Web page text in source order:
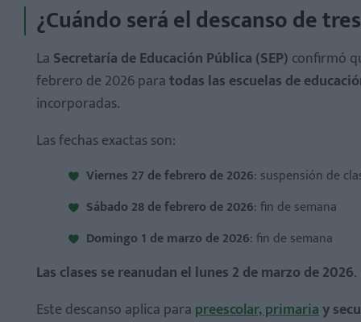
Próximos Consejos Técnicos Escolares
¿Cuándo será el descanso de
La Secretaría de Educación Pública (SEP) confirmó
febrero de 2026 paratodas las escuelas de
incorporadas.
Las fechas exactas son:
Viernes 27 de febrero de 2026: suspensión de
Sábado 28 de febrero de 2026: fin de semana
Domingo 1 de marzo de 2026: fin de semana
Las clases se reanudan el lunes 2 de marzo de 2026.
Este descanso aplica para preescolar, primariay